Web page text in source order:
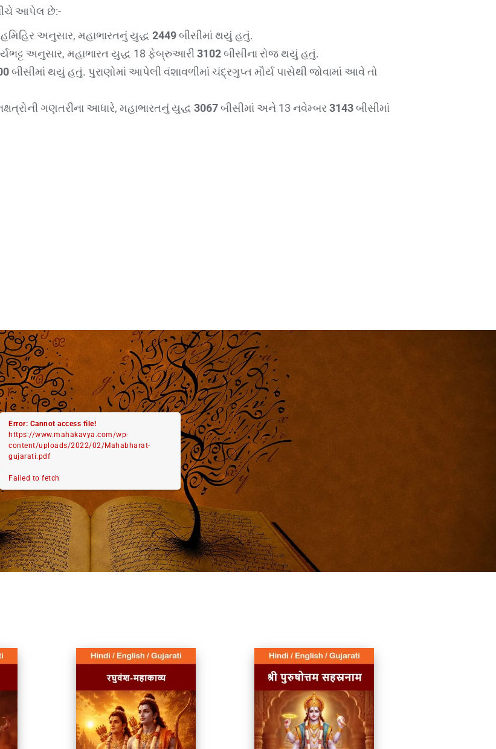
નીચે આપેલ છે:-
અનુસાર, મહાભારતનું યુદ્ધ 2449બીસીમાં થયું હતું.
અનુસાર, મહાભારત યુદ્ધ 18 ફેબ્રુઆરી3102બીસીના રોજ થયું હતું.
બીસીમાં થયું હતું. પુરાણોમાં આપેલી વંશાવળીમાં ચંદ્રગુપ્ત મૌર્ય પાસેથી જોવામાં આવે તો
ગણતરીના આધારે, મહાભારતનું યુદ્ધ 3067બીસીમાં અને 13 નવેમ્બર3143બીસીમાં
Error: Cannot access file!
https://www.mahakavya.com/wp-
content/uploads/2022/02/Mahabharat-
gujarati.pdf
Failed to fetch